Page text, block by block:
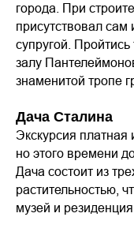
города. При
присутствовал
супругой.
залу
знаменитой тропе
Дача Сталина
Экскурсия платная
но этого времени
Дача состоит из
растительностью,
музей и